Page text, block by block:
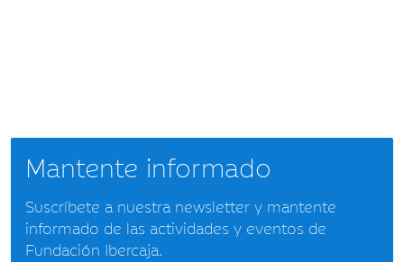
Mantente informado
Suscríbete a nuestra newsletter y mantente
informado de las actividades y eventos de
Fundación Ibercaja.